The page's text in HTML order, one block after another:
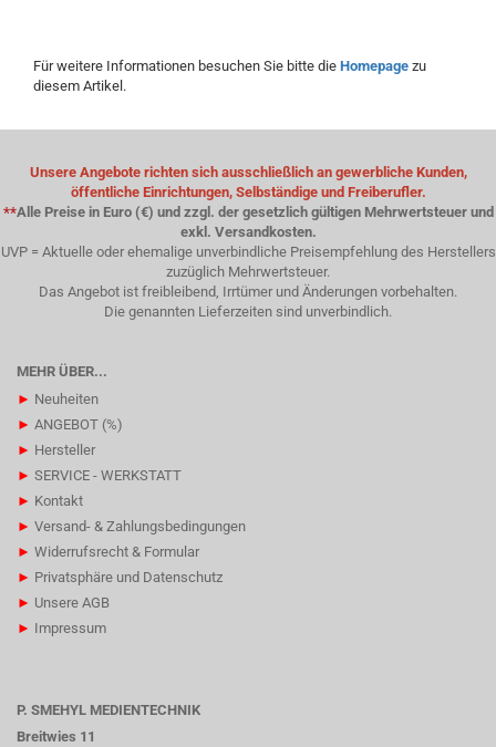
Für weitere Informationen besuchen Sie bitte die Homepage zu
diesem Artikel.
Unsere Angebote richten sich ausschließlich an gewerbliche Kunden,
öffentliche Einrichtungen, Selbständige und Freiberufler.
**Alle Preise in Euro (€) und zzgl. der gesetzlich gültigen Mehrwertsteuer und
exkl. Versandkosten.
UVP = Aktuelle oder ehemalige unverbindliche Preisempfehlung des Herstellers
zuzüglich Mehrwertsteuer.
Das Angebot ist freibleibend, Irrtümer und Änderungen vorbehalten.
Die genannten Lieferzeiten sind unverbindlich.
MEHR ÜBER...
► Neuheiten
► ANGEBOT (%)
► Hersteller
► SERVICE - WERKSTATT
► Kontakt
► Versand- & Zahlungsbedingungen
► Widerrufsrecht & Formular
► Privatsphäre und Datenschutz
► Unsere AGB
► Impressum
P. SMEHYL MEDIENTECHNIK
Breitwies 11